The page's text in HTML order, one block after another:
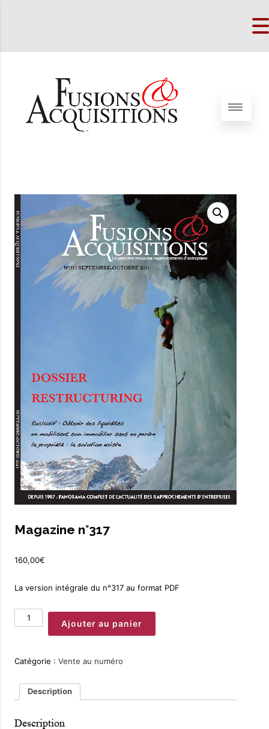
Magazine n°317
160,00€
La version intégrale du n°317 au format PDF
quantité
de
Ajouter au panier
Catégorie : Vente au numéro
Description
Description